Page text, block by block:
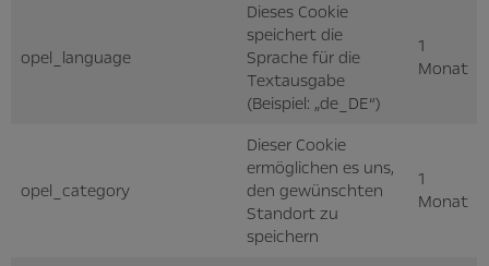
opel_language
Dieses Cookie
speichert die
Sprache für die
Textausgabe
(Beispiel: „de_DE“)
1
Monat
opel_category
Dieser Cookie
ermöglichen es uns,
den gewünschten
Standort zu
speichern
1
Monat